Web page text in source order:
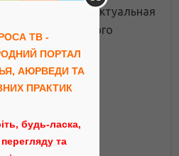
интересная и актуальная
идеального
ТВ -
ПОРТАЛ
АЮРВЕДИ ТА
ПРАКТИК
будь-ласка,
та